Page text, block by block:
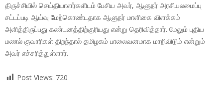
திருச்சியில் செய்தியாளர்களிடம் பேசிய அவர், ஆளுநர் அரசியலமைப்பு
சட்டப்படி ஆய்வு மேற்கொண்டதாக ஆளுநர் மாளிகை விளக்கம்
அளித்திருப்பது கண்டனத்திற்குரியது என்று தெரிவித்தார். மேலும் புதிய
மணல் குவாரிகள் திறந்தால் தமிழகம் பாலைவனமாக மாறிவிடும் என்றும்
அவர் எச்சரித்துள்ளார்.
Post Views: 720